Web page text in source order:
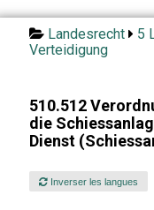
Landesrecht 5
Verteidigung
510.512
die
Dienst
Inverser les langues